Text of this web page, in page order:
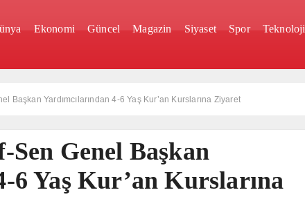
Ekonomi Güncel Magazin Siyaset Spor Teknoloji
Başkan Yardımcılarından 4-6 Yaş Kur’an Kurslarına Ziyaret
Genel Başkan
6 Yaş Kur’an Kurslarına